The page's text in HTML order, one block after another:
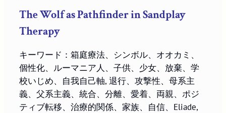
The Wolf as Pathfinder in Sandplay
Therapy
キーワード：箱庭療法、シンボル、オオカミ、
個性化、ルーマニア人、子供、少女、放棄、学
校いじめ、自我自己軸, 退行、攻撃性、母系主
義、父系主義、統合、分離、愛着、両親、ポジ
ティブ転移、治療的関係、家族、自信、Eliade,